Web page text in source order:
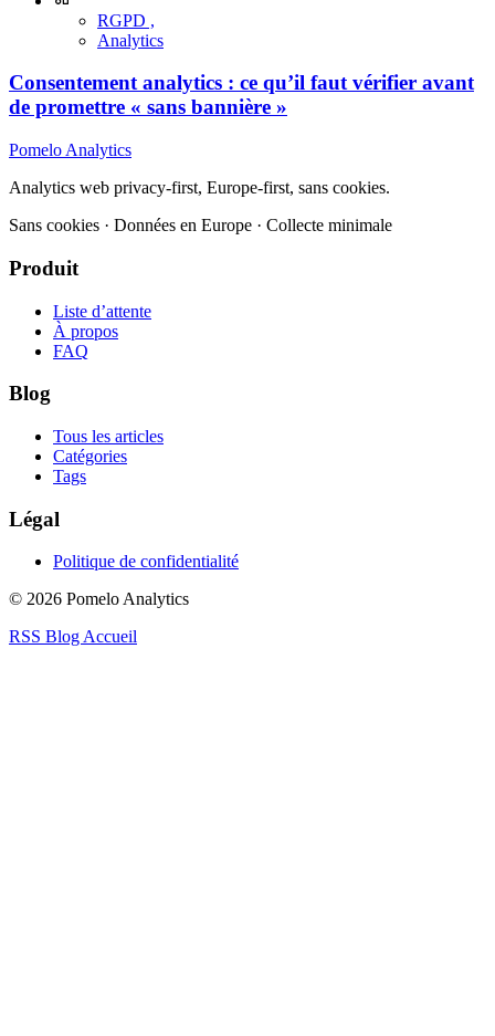
RGPD ,
Analytics
Consentement analytics : ce qu’il faut vérifier avant
de promettre « sans bannière »
Pomelo Analytics
Analytics web privacy-first, Europe-first, sans cookies.
Sans cookies · Données en Europe · Collecte minimale
Produit
Liste d’attente
À propos
FAQ
Blog
Tous les articles
Catégories
Tags
Légal
Politique de confidentialité
© 2026 Pomelo Analytics
RSS BlogAccueil